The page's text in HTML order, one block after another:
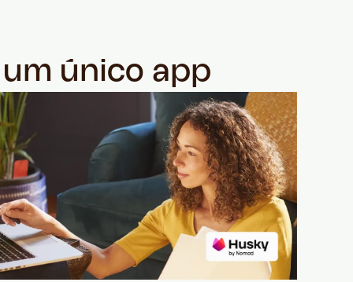
único app